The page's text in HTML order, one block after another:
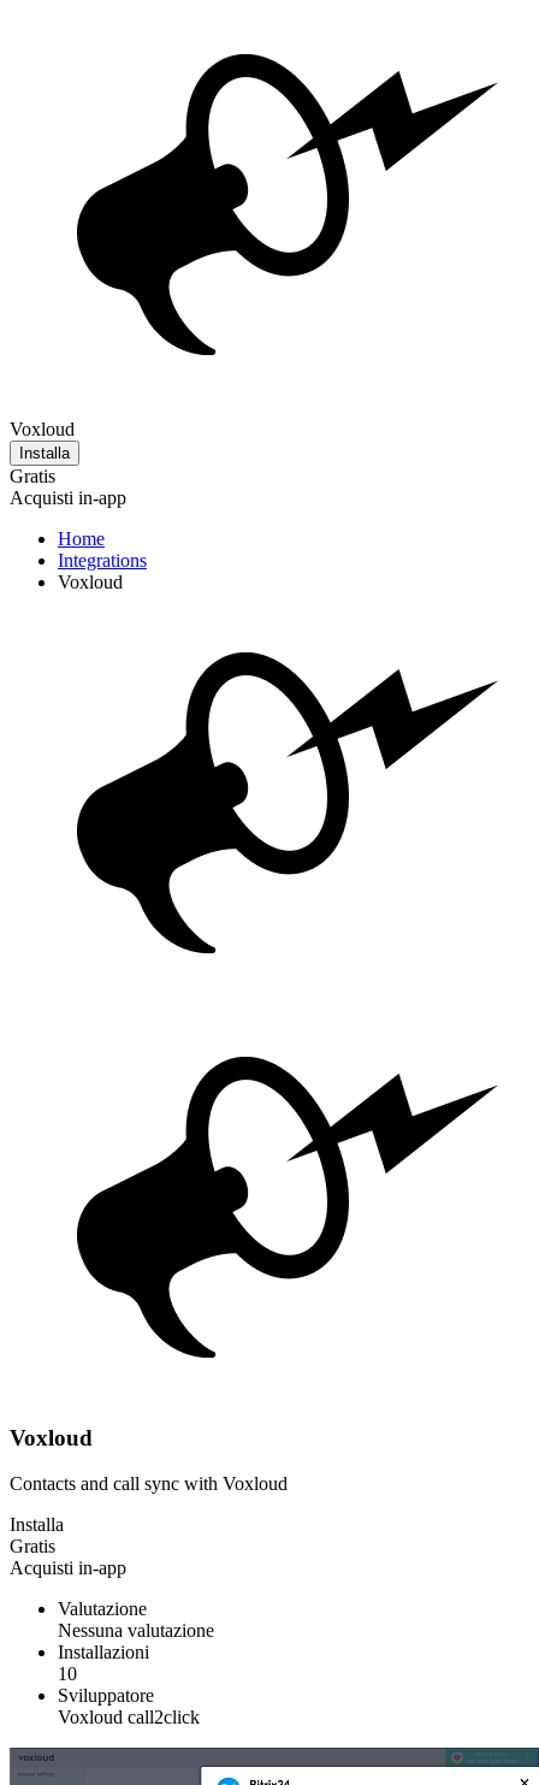
Voxloud
Installa
Gratis
Acquisti in-app
Home
Integrations
Voxloud
Voxloud
Contacts and call sync with Voxloud
Installa
Gratis
Acquisti in-app
Valutazione
Nessuna valutazione
Installazioni
10
Sviluppatore
Voxloud call2click